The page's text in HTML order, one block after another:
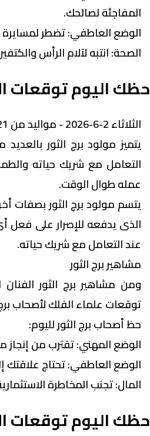
المفاجئة لصالحك.
الوضع العاطفي: تضطر
الصحة: انتبه لآلام الرأس
حظك اليوم توقعات
الثلاثاء 2-6-2026 - مواليد من 21- 4 إلى 21- 5
يتميز مولود برج الثور
التعامل مع شريك حياته
عمله طوال الوقت.
يتسم مولود برج الثور بصفات
الذى يدفعه للإصرار على
عند التعامل مع شريك حياته.
مشاهير برج الثور
ومن مشاهير برج الثور
توقعات علماء الفلك لأصحاب برج
حظ أصحاب برج الثور لليوم:
الوضع المهني: تقترب من
الوضع العاطفي: تحتاج علاقتك
المال: تجنب المخاطرة
حظك اليوم توقعات